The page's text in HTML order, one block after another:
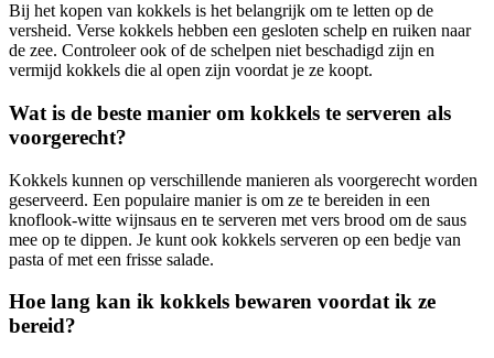
Bij het kopen van kokkels is het belangrijk om te letten op de
versheid. Verse kokkels hebben een gesloten schelp en ruiken naar
de zee. Controleer ook of de schelpen niet beschadigd zijn en
vermijd kokkels die al open zijn voordat je ze koopt.
Wat is de beste manier om kokkels te serveren als
voorgerecht?
Kokkels kunnen op verschillende manieren als voorgerecht worden
geserveerd. Een populaire manier is om ze te bereiden in een
knoflook-witte wijnsaus en te serveren met vers brood om de saus
mee op te dippen. Je kunt ook kokkels serveren op een bedje van
pasta of met een frisse salade.
Hoe lang kan ik kokkels bewaren voordat ik ze
bereid?